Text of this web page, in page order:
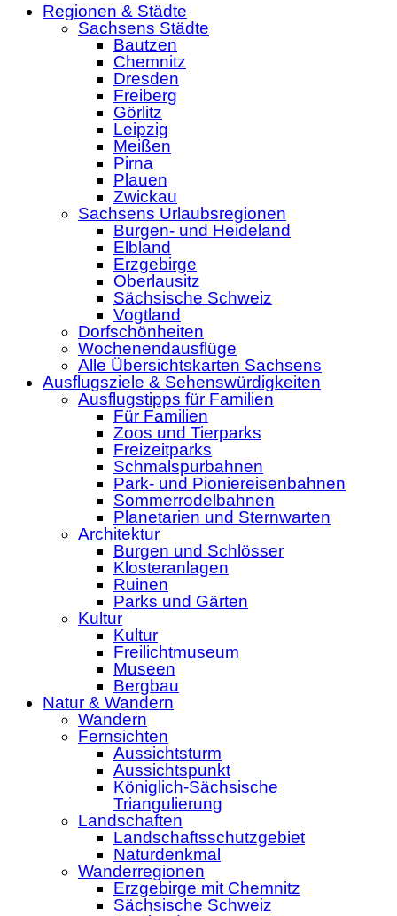
Regionen & Städte
Sachsens Städte
Bautzen
Chemnitz
Dresden
Freiberg
Görlitz
Leipzig
Meißen
Pirna
Plauen
Zwickau
Sachsens Urlaubsregionen
Burgen- und Heideland
Elbland
Erzgebirge
Oberlausitz
Sächsische Schweiz
Vogtland
Dorfschönheiten
Wochenendausflüge
Alle Übersichtskarten Sachsens
Ausflugsziele & Sehenswürdigkeiten
Ausflugstipps für Familien
Für Familien
Zoos und Tierparks
Freizeitparks
Schmalspurbahnen
Park- und Pioniereisenbahnen
Sommerrodelbahnen
Planetarien und Sternwarten
Architektur
Burgen und Schlösser
Klosteranlagen
Ruinen
Parks und Gärten
Kultur
Kultur
Freilichtmuseum
Museen
Bergbau
Natur & Wandern
Wandern
Fernsichten
Aussichtsturm
Aussichtspunkt
Königlich-Sächsische
Triangulierung
Landschaften
Landschaftsschutzgebiet
Naturdenkmal
Wanderregionen
Erzgebirge mit Chemnitz
Sächsische Schweiz